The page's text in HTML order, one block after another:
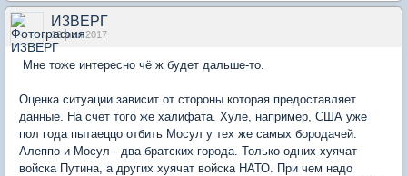
И3ВЕРГ
12 мая 2017
Мне тоже интересно чё ж будет дальше-то.
Оценка ситуации зависит от стороны которая предоставляет
данные. На счет того же халифата. Хуле, например, США уже
пол года пытаеццо отбить Мосул у тех же самых бородачей.
Алеппо и Мосул - два братских города. Только одних хуячат
войска Путина, а других хуячат войска НАТО. При чем надо